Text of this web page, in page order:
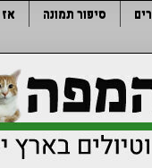
סיפור תמונה אז